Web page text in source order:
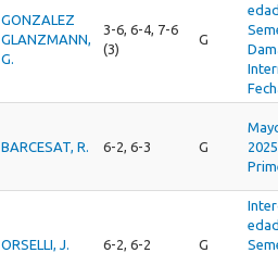
GONZALEZ
GLANZMANN,
G.
3-6, 6-4, 7-6
(3)
G
BARCESAT, R. 6-2, 6-3 G
ORSELLI, J. 6-2, 6-2 G